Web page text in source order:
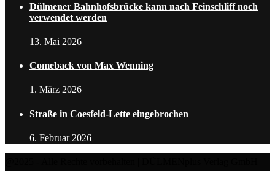
Dülmener Bahnhofsbrücke kann nach Feinschliff noch
verwendet werden
13. Mai 2026
Comeback von Max Wenning
1. März 2026
Straße in Coesfeld-Lette eingebrochen
6. Februar 2026